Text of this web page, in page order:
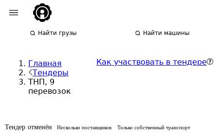
Найти грузы Найти машины
Главная
Тендеры
ТНП, 9
перевозок
Как участвовать в тендере
Тендер отменён Несколько поставщиков Только собственный транспорт